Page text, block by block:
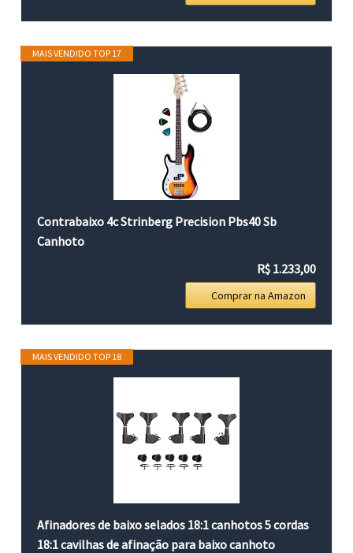
MAIS VENDIDO TOP 17
Contrabaixo 4c Strinberg Precision Pbs40 Sb
Canhoto
R$ 1.233,00
Comprar na Amazon
MAIS VENDIDO TOP 18
Afinadores de baixo selados 18:1 canhotos 5 cordas
18:1 cavilhas de afinação para baixo canhoto